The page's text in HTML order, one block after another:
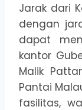
Jarak dari
dengan
dapat
kantor
Malik
Pantai
fasilitas,